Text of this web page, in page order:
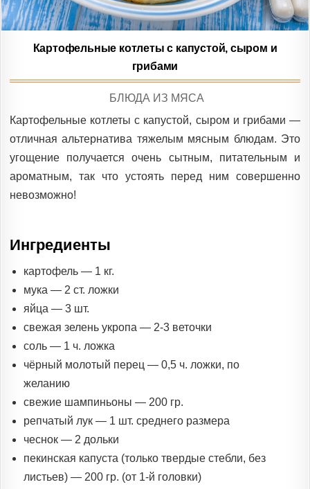
Картофельные котлеты с капустой, сыром и
грибами
POSTED
БЛЮДА ИЗ МЯСА
Картофельные котлеты с капустой, сыром и грибами —
отличная альтернатива тяжелым мясным блюдам. Это
угощение получается очень сытным, питательным и
ароматным, так что устоять перед ним совершенно
невозможно!
Ингредиенты
картофель — 1 кг.
мука — 2 ст. ложки
яйца — 3 шт.
свежая зелень укропа — 2-3 веточки
соль — 1 ч. ложка
чёрный молотый перец — 0,5 ч. ложки, по
желанию
свежие шампиньоны — 200 гр.
репчатый лук — 1 шт. среднего размера
чеснок — 2 дольки
пекинская капуста (только твердые стебли, без
листьев) — 200 гр. (от 1-й головки)